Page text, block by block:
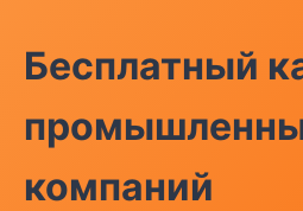
Бесплатный
компаний